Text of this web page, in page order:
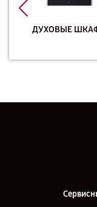
ДУХОВЫЕ